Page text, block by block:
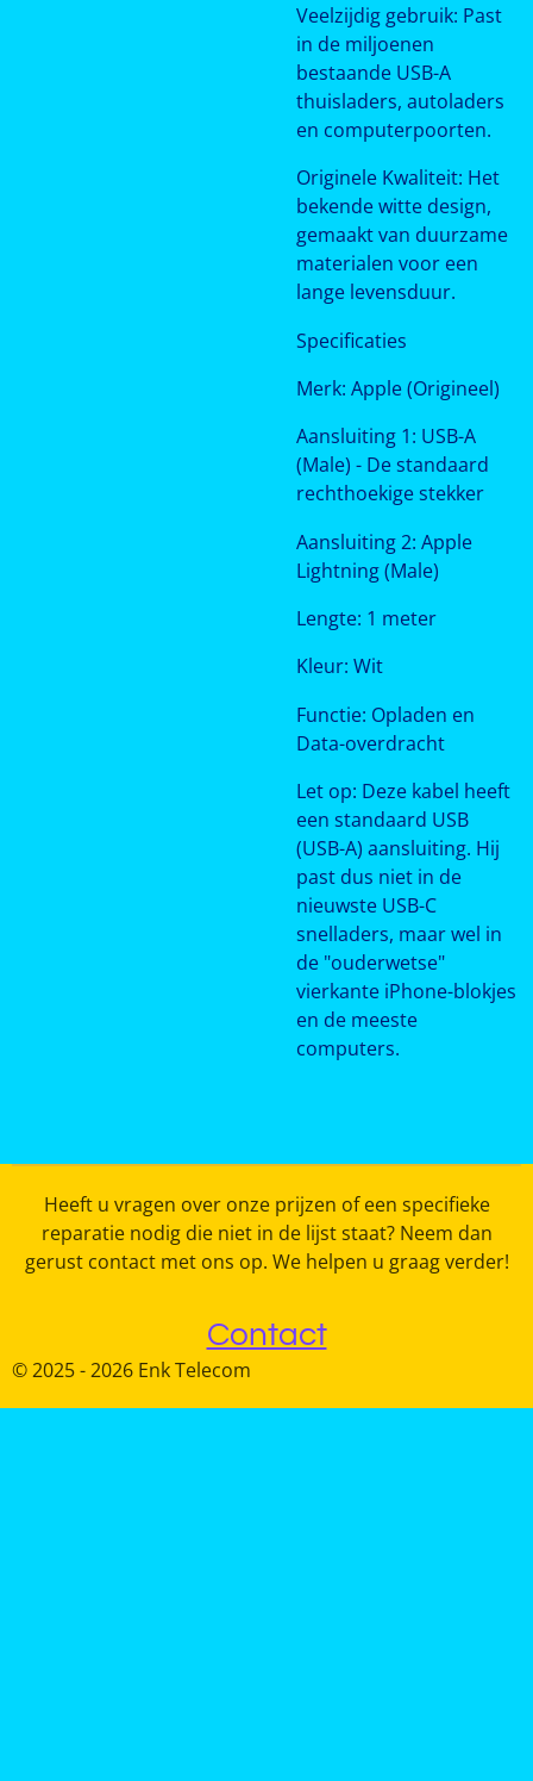
Veelzijdig gebruik: Past
in de miljoenen
bestaande USB-A
thuisladers, autoladers
en computerpoorten.
Originele Kwaliteit: Het
bekende witte design,
gemaakt van duurzame
materialen voor een
lange levensduur.
Specificaties
Merk: Apple (Origineel)
Aansluiting 1: USB-A
(Male) - De standaard
rechthoekige stekker
Aansluiting 2: Apple
Lightning (Male)
Lengte: 1 meter
Kleur: Wit
Functie: Opladen en
Data-overdracht
Let op: Deze kabel heeft
een standaard USB
(USB-A) aansluiting. Hij
past dus niet in de
nieuwste USB-C
snelladers, maar wel in
de "ouderwetse"
vierkante iPhone-blokjes
en de meeste
computers.
Heeft u vragen over onze prijzen of een specifieke
reparatie nodig die niet in de lijst staat? Neem dan
gerust contact met ons op. We helpen u graag verder!
Contact
© 2025 - 2026 Enk Telecom